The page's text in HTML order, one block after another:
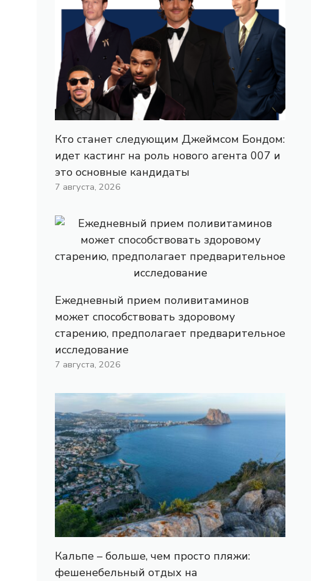
Кто станет следующим Джеймсом Бондом:
идет кастинг на роль нового агента 007 и
это основные кандидаты
7 августа, 2026
Ежедневный прием поливитаминов
может способствовать здоровому
старению, предполагает предварительное
исследование
7 августа, 2026
Кальпе – больше, чем просто пляжи:
фешенебельный отдых на